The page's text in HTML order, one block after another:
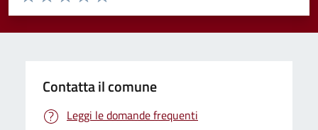
Valuta 5 stelle su 5
Valuta 4 stelle su 5
Valuta 3 stelle su 5
Valuta 2 stelle su 5
Valuta 1 stelle su 5
Contatta il comune
Leggi le domande frequenti